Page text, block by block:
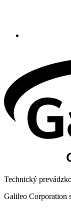
Technický
Galileo Corporation